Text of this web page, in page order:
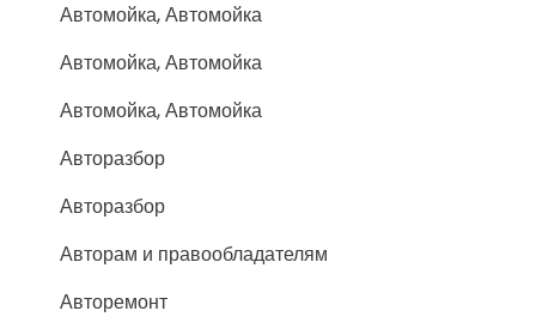
Автомойка, Автомойка
Автомойка, Автомойка
Автомойка, Автомойка
Авторазбор
Авторазбор
Авторам и правообладателям
Авторемонт